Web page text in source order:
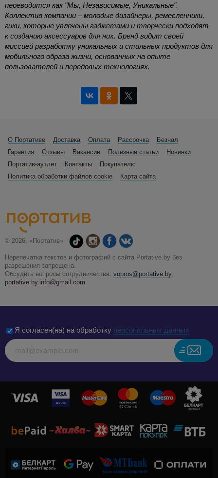
переводится как "Мы, Независимые, Уникальные".
Коллектив компании – молодые дизайнеры, ремесленники,
гики, которые увлечены гаджетами и творчески подходят
к созданию аксессуаров для них. Бренд видит своей
миссией разработку уникальных и стильных продуктов для
мобильного образа жизни, основанных на опыте
пользователей и передовых технологиях.
О Портативе Доставка Оплата Рассрочка
Безнал
Гарантия
Отзывы Вакансии Полезные статьи
Новинки
Портатив-аутлет
Контакты
Покупателю
Политика обработки файлов cookie
Карта сайта
© 2026, «Портатив»
Перепечатка текстов и фотографий с сайта Portative.by без
разрешения запрещена.
Обсудить вопросы сотрудничества: vopros@portative.by,
portative.by.info@gmail.com
Я согласен(на) на обработку персональных данных